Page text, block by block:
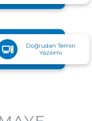
Doğrudan Temin
Yazılımı